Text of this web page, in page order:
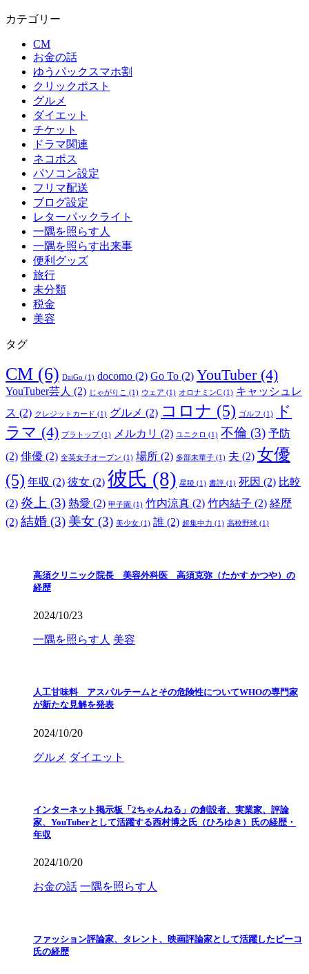
カテゴリー
CM
お金の話
ゆうパックスマホ割
クリックポスト
グルメ
ダイエット
チケット
ドラマ関連
ネコポス
パソコン設定
フリマ配送
ブログ設定
レターパックライト
一隅を照らす人
一隅を照らす出来事
便利グッズ
旅行
未分類
税金
美容
タグ
CM (6) DaiGo (1) docomo (2) Go To (2) YouTuber(4)
YouTuber芸人 (2) じゃがりこ (1) ウェア (1) オロナミンC (1) キャッシュレ
ス (2) クレジットカード (1) グルメ (2) コロナ (5) ゴルフ (1)
ド
ラマ (4) ブラトップ(1) メルカリ (2) ユニクロ (1) 不倫 (3) 予防
(2) 俳優 (2) 全英女子オープン (1) 場所 (2) 多部未華子 (1) 夫 (2) 女優
(5) 年収 (2) 彼女 (2) 彼氏 (8) 星稜 (1) 書評 (1) 死因 (2) 比較
(2) 炎上 (3) 熱愛 (2) 甲子園 (1) 竹内涼真 (2) 竹内結子 (2) 経歴
(2) 結婚 (3) 美女 (3) 美少女 (1) 誰 (2) 超集中力 (1) 高校野球 (1)
高須クリニック院長 美容外科医 高須克弥（たかす かつや）の
経歴
2024/10/23
一隅を照らす人 美容
人工甘味料 アスパルテームとその危険性についてWHOの専門家
が新たな見解を発表
2024/10/20
グルメ ダイエット
インターネット掲示板「2ちゃんねる」の創設者、実業家、評論
家、YouTuberとして活躍する西村博之氏（ひろゆき）氏の経歴・
年収
2024/10/20
お金の話 一隅を照らす人
ファッション評論家、タレント、映画評論家として活躍したピーコ
氏の経歴